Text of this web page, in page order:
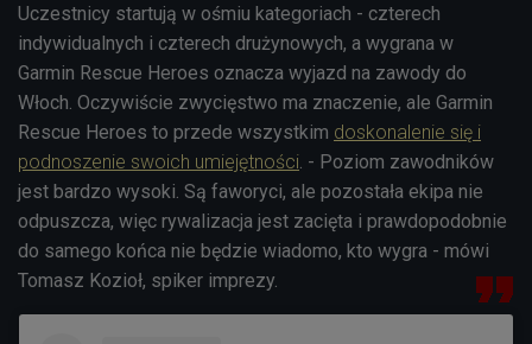
Uczestnicy startują w ośmiu kategoriach - czterech
indywidualnych i czterech drużynowych, a wygrana w
Garmin Rescue Heroes oznacza wyjazd na zawody do
Włoch. Oczywiście zwycięstwo ma znaczenie, ale Garmin
Rescue Heroes to przede wszystkim doskonalenie się i
podnoszenie swoich umiejętności. - Poziom zawodników
jest bardzo wysoki. Są faworyci, ale pozostała ekipa nie
odpuszcza, więc rywalizacja jest zacięta i prawdopodobnie
do samego końca nie będzie wiadomo, kto wygra - mówi
Tomasz Kozioł, spiker imprezy.